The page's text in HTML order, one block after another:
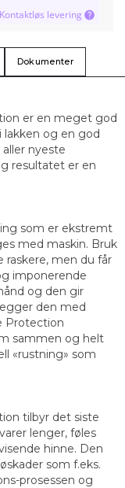
Kontaktløs levering
Dokumenter
er en meget god
lakken og en god
nyeste
resultatet er en
som er ekstremt
med maskin. Bruk
men du får
imponerende
og den gir
den med
Protection
sammen og helt
«rustning» som
tilbyr det siste
lenger, føles
hinne. Den
som f.eks.
prosessen og